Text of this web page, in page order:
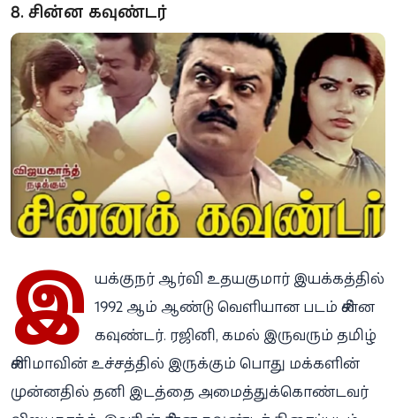
8. சின்ன கவுண்டர்
இ யக்குநர் ஆர்வி உதயகுமார் இயக்கத்தில்
1992 ஆம் ஆண்டு வெளியான படம் சின்ன
கவுண்டர். ரஜினி, கமல் இருவரும் தமிழ்
சினிமாவின் உச்சத்தில் இருக்கும் பொது மக்களின்
முன்னதில் தனி இடத்தை அமைத்துக்கொண்டவர்